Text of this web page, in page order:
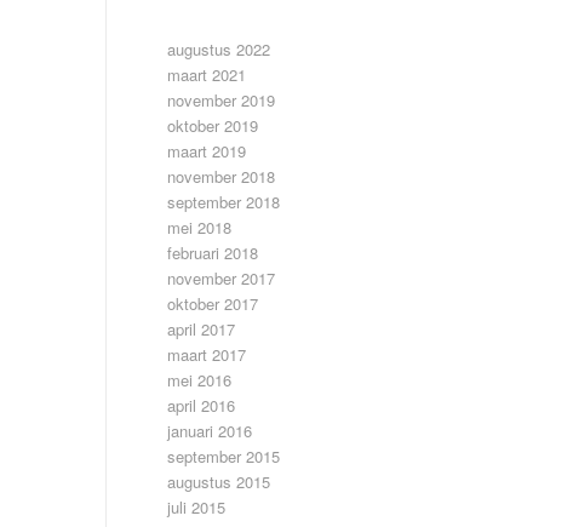
augustus 2022
maart 2021
november 2019
oktober 2019
maart 2019
november 2018
september 2018
mei 2018
februari 2018
november 2017
oktober 2017
april 2017
maart 2017
mei 2016
april 2016
januari 2016
september 2015
augustus 2015
juli 2015